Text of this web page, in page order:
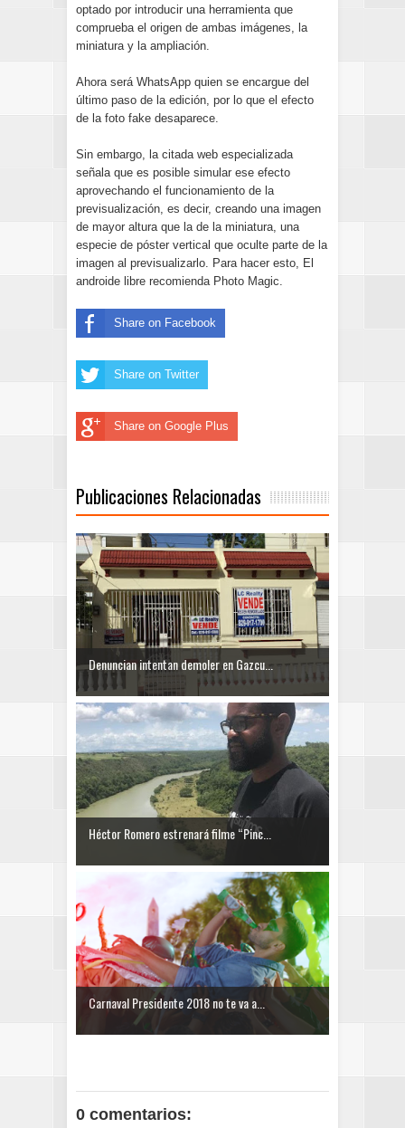
optado por introducir una herramienta que
comprueba el origen de ambas imágenes, la
miniatura y la ampliación.
Ahora será WhatsApp quien se encargue del
último paso de la edición, por lo que el efecto
de la foto fake desaparece.
Sin embargo, la citada web especializada
señala que es posible simular ese efecto
aprovechando el funcionamiento de la
previsualización, es decir, creando una imagen
de mayor altura que la de la miniatura, una
especie de póster vertical que oculte parte de la
imagen al previsualizarlo. Para hacer esto, El
androide libre recomienda Photo Magic.
Share on Facebook
Share on Twitter
Share on Google Plus
Publicaciones Relacionadas
Denuncian intentan demoler en Gazcu...
Héctor Romero estrenará filme “Pinc...
Carnaval Presidente 2018 no te va a...
0 comentarios: